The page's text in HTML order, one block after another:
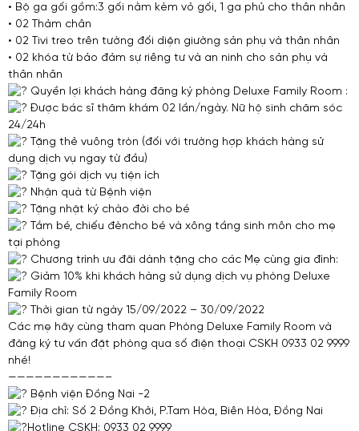
• Bộ ga gối gồm:3 gối nằm kèm vỏ gối, 1 ga phủ cho thân nhân
• 02 Thảm chân
• 02 Tivi treo trên tường đối diện giường sản phụ và thân nhân
• 02 khóa từ bảo đảm sự riêng tư và an ninh cho sản phụ và
thân nhân
Quyền lợi khách hàng đăng ký phòng Deluxe Family Room :
Được bác sĩ thăm khám 02 lần/ngày. Nữ hộ sinh chăm sóc
24/24h
Tặng thẻ vuông tròn (đối với trường hợp khách hàng sử
dụng dịch vụ ngay từ đầu)
Tặng gói dịch vụ tiện ích
Nhận quà từ Bệnh viện
Tặng nhật ký chào đời cho bé
Tắm bé, chiếu đèncho bé và xông tầng sinh môn cho mẹ
tại phòng
Chương trình ưu đãi dành tặng cho các Mẹ cùng gia đình:
Giảm 10% khi khách hàng sử dụng dịch vụ phòng Deluxe
Family Room
Thời gian từ ngày 15/09/2022 – 30/09/2022
Các mẹ hãy cùng tham quan Phòng Deluxe Family Room và
đăng ký tư vấn đặt phòng qua số điện thoại CSKH 0933 02 9999
nhé!
———————————–
Bệnh viện Đồng Nai -2
Địa chỉ: Số 2 Đồng Khởi, P.Tam Hòa, Biên Hòa, Đồng Nai
Hotline CSKH: 0933 02 9999